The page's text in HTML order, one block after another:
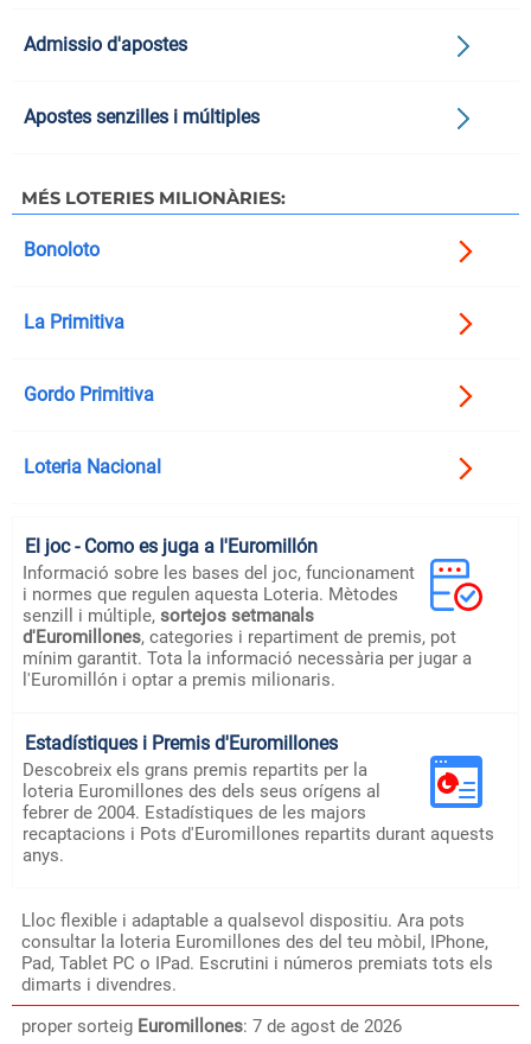
Lloc flexible i adaptable a qualsevol dispositiu. Ara pots
consultar la loteria Euromillones des del teu mòbil, IPhone,
Pad, Tablet PC o IPad. Escrutini i números premiats tots els
dimarts i divendres.
proper sorteig Euromillones: 7 de agost de 2026
Admissio d'apostes
Apostes senzilles i múltiples
MÉS LOTERIES MILIONÀRIES:
Bonoloto
La Primitiva
Gordo Primitiva
Loteria Nacional
El joc - Como es juga a l'Euromillón
Informació sobre les bases del joc, funcionament
i normes que regulen aquesta Loteria. Mètodes
senzill i múltiple, sortejos setmanals
d'Euromillones, categories i repartiment de premis, pot
mínim garantit. Tota la informació necessària per jugar a
l'Euromillón i optar a premis milionaris.
Estadístiques i Premis d'Euromillones
Descobreix els grans premis repartits per la
loteria Euromillones des dels seus orígens al
febrer de 2004. Estadístiques de les majors
recaptacions i Pots d'Euromillones repartits durant aquests
anys.